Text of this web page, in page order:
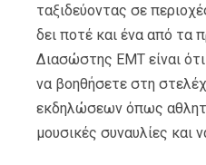
ταξιδεύοντας σε
δει ποτέ και ένα από τα
Διασώστης EMT είναι
να βοηθήσετε στη
εκδηλώσεων όπως
μουσικές συναυλίες και